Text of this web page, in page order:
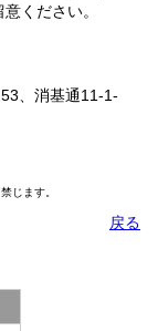
ください。
、消基通11-1-
じます。
戻る